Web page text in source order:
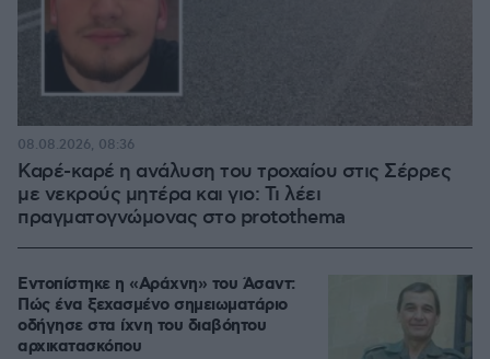
Καρέ-καρέ η ανάλυση του τροχαίου στις Σέρρες
με νεκρούς μητέρα και γιο: Τι λέει
πραγματογνώμονας στο protothema
08.08.2026, 08:36
Εντοπίστηκε η «Αράχνη» του Άσαντ:
Πώς ένα ξεχασμένο σημειωματάριο
οδήγησε στα ίχνη του διαβόητου
αρχικατασκόπου